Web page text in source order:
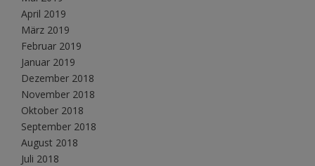
April 2019
März 2019
Februar 2019
Januar 2019
Dezember 2018
November 2018
Oktober 2018
September 2018
August 2018
Juli 2018